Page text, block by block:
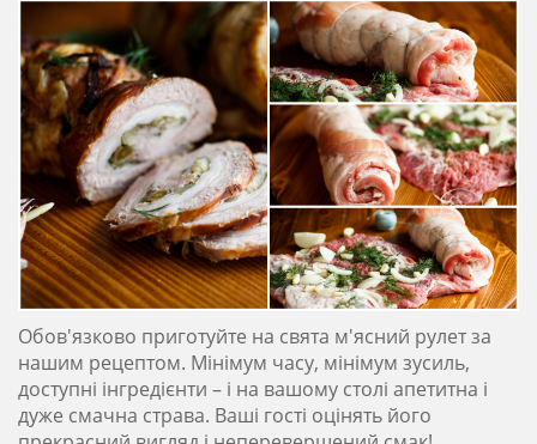
Обов'язково приготуйте на свята м'ясний рулет за
нашим рецептом. Мінімум часу, мінімум зусиль,
доступні інгредієнти – і на вашому столі апетитна і
дуже смачна страва. Ваші гості оцінять його